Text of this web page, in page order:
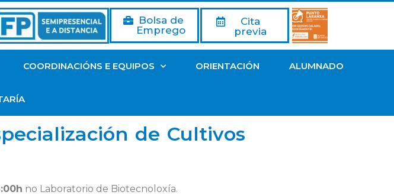
Bolsa de
Emprego
Cita
previa
COORDINACIÓNS E EQUIPOS ORIENTACIÓN ALUMNADO
de Cultivos
no Laboratorio de Biotecnoloxía.